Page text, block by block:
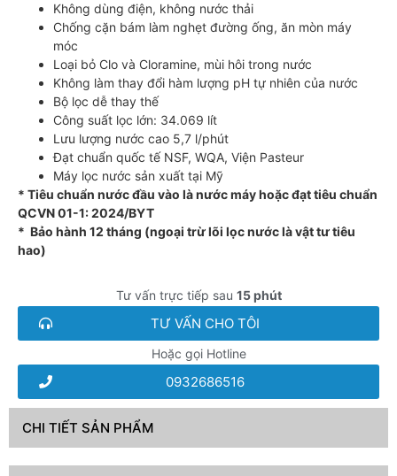
Không dùng điện, không nước thải
Chống cặn bám làm nghẹt đường ống, ăn mòn máy
móc
Loại bỏ Clo và Cloramine, mùi hôi trong nước
Không làm thay đổi hàm lượng pH tự nhiên của nước
Bộ lọc dễ thay thế
Công suất lọc lớn: 34.069 lít
Lưu lượng nước cao 5,7 l/phút
Đạt chuẩn quốc tế NSF, WQA, Viện Pasteur
Máy lọc nước sản xuất tại Mỹ
* Tiêu chuẩn nước đầu vào là nước máy hoặc đạt tiêu chuẩn
QCVN 01-1: 2024/BYT
* Bảo hành 12 tháng (ngoại trừ lõi lọc nước là vật tư tiêu
hao)
Tư vấn trực tiếp sau 15 phút
TƯ VẤN CHO TÔI
Hoặc gọi Hotline
0932686516
CHI TIẾT SẢN PHẨM